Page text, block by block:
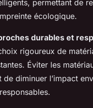
permettant de
écologique.
durables et
rigoureux de
Éviter les
de diminuer l’impact